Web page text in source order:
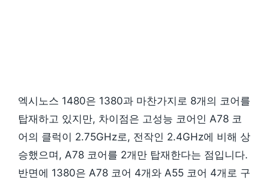
엑시노스 1480은 1380과 마찬가지로 8개의 코어를
탑재하고 있지만, 차이점은 고성능 코어인 A78 코
어의 클럭이 2.75GHz로, 전작인 2.4GHz에 비해 상
승했으며, A78 코어를 2개만 탑재한다는 점입니다.
반면에 1380은 A78 코어 4개와 A55 코어 4개로 구